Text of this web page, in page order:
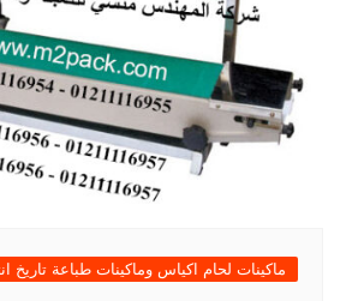
ماكينات لحام اكياس وماكينات طباعة تاريخ